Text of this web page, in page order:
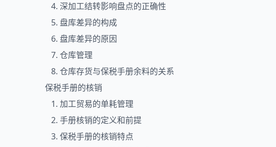
4. 深加工结转影响盘点的正确性
5. 盘库差异的构成
6. 盘库差异的原因
7. 仓库管理
8. 仓库存货与保税手册余料的关系
保税手册的核销
1. 加工贸易的单耗管理
2. 手册核销的定义和前提
3. 保税手册的核销特点